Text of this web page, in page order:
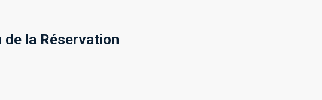
la Réservation